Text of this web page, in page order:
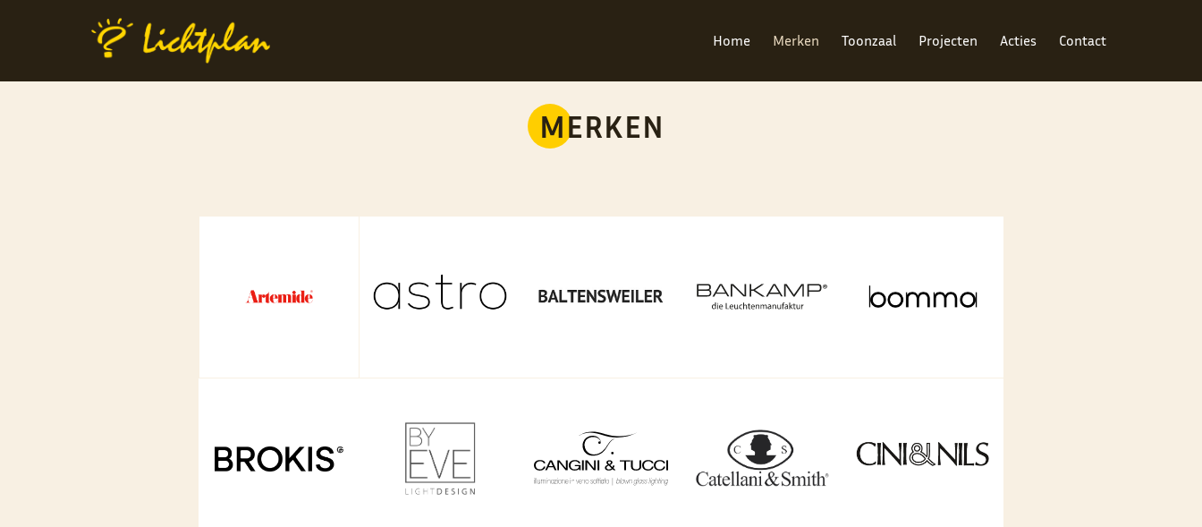
Home Merken Toonzaal Projecten Acties Contact
MERKEN